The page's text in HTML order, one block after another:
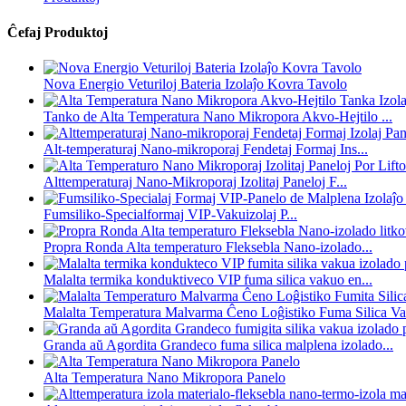
Ĉefaj Produktoj
Nova Energio Veturiloj Bateria Izolaĵo Kovra Tavolo
Tanko de Alta Temperatura Nano Mikropora Akvo-Hejtilo ...
Alt-temperaturaj Nano-mikroporaj Fendetaj Formaj Ins...
Alttemperaturaj Nano-Mikroporaj Izolitaj Paneloj F...
Fumsiliko-Specialformaj VIP-Vakuizolaj P...
Propra Ronda Alta temperaturo Fleksebla Nano-izolado...
Malalta termika konduktiveco VIP fuma silica vakuo en...
Malalta Temperatura Malvarma Ĉeno Loĝistiko Fuma Silica
Granda aŭ Agordita Grandeco fuma silica malplena izolado...
Alta Temperatura Nano Mikropora Panelo